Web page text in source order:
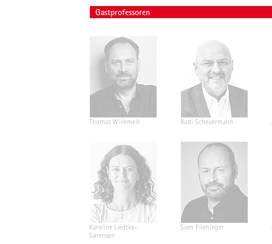
Gastprofessoren
Thomas Willemeit Rudi Scheuermann
Karoline Liedtke-
Sørensen
Sven Plieninger